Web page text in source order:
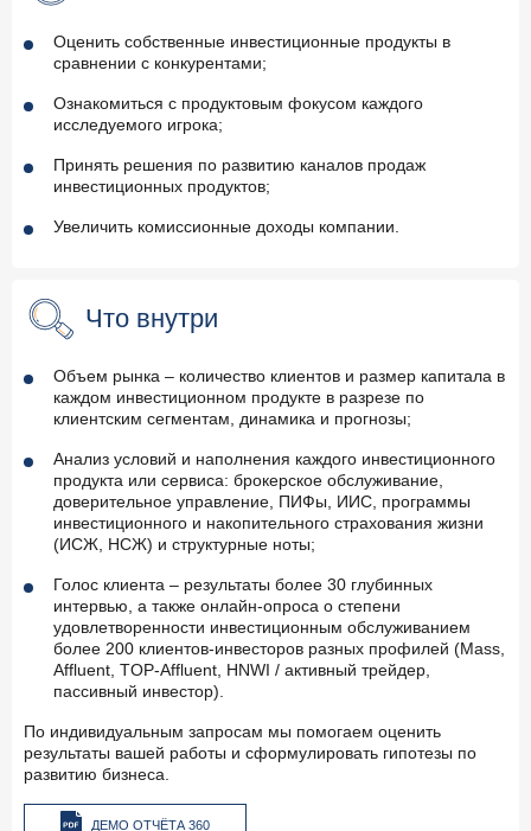
Оценить собственные инвестиционные продукты в
сравнении с конкурентами;
Ознакомиться с продуктовым фокусом каждого
исследуемого игрока;
Принять решения по развитию каналов продаж
инвестиционных продуктов;
Увеличить комиссионные доходы компании.
Что внутри
Объем рынка – количество клиентов и размер капитала в
каждом инвестиционном продукте в разрезе по
клиентским сегментам, динамика и прогнозы;
Анализ условий и наполнения каждого инвестиционного
продукта или сервиса: брокерское обслуживание,
доверительное управление, ПИФы, ИИС, программы
инвестиционного и накопительного страхования жизни
(ИСЖ, НСЖ) и структурные ноты;
Голос клиента – результаты более 30 глубинных
интервью, а также онлайн-опроса о степени
удовлетворенности инвестиционным обслуживанием
более 200 клиентов-инвесторов разных профилей (Mass,
Affluent, TOP-Affluent, HNWI / активный трейдер,
пассивный инвестор).
По индивидуальным запросам мы помогаем оценить
результаты вашей работы и сформулировать гипотезы по
развитию бизнеса.
ДЕМО ОТЧЁТА 360